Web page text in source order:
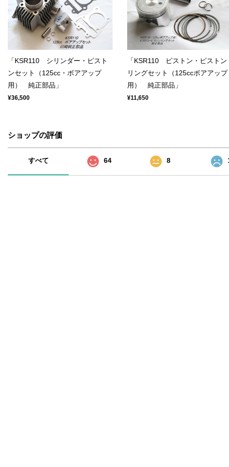
「KSR110 シリンダー・ピスト
ンセット（125cc・ボアアップ
用） 純正部品」
¥36,500
「KSR110 ピストン・ピストン
リングセット（125ccボアアップ
用） 純正部品」
¥11,650
ショップの評価
すべて 64 8